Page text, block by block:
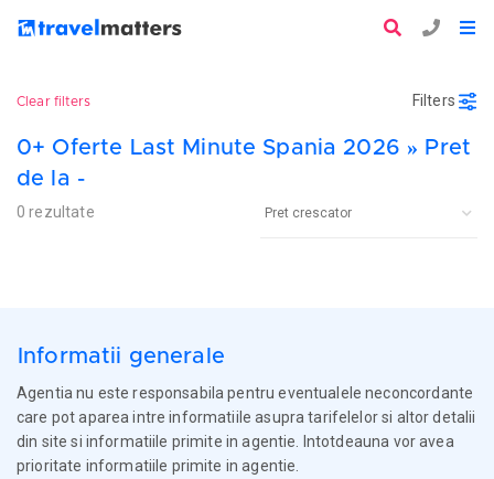
Clear filters Filters
0+ Oferte Last Minute Spania 2026 » Pret
de la -
0 rezultate
Informatii generale
Agentia nu este responsabila pentru eventualele neconcordante
care pot aparea intre informatiile asupra tarifelelor si altor detalii
din site si informatiile primite in agentie. Intotdeauna vor avea
prioritate informatiile primite in agentie.